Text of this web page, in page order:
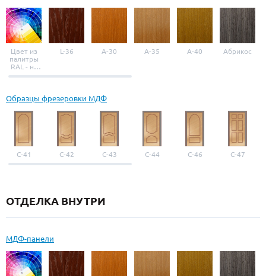
Цвет из
палитры
RAL - на
выбор
L-36 A-30 A-35 A-40 Абрикос
Образцы фрезеровки МДФ
С-41 С-42 С-43 С-44 С-46 С-47
ОТДЕЛКА ВНУТРИ
МДФ-панели